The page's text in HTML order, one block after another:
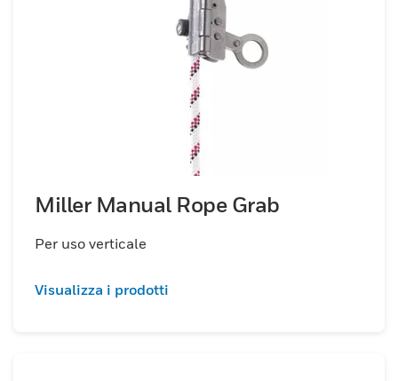
Miller Manual Rope Grab
Per uso verticale
Visualizza i prodotti